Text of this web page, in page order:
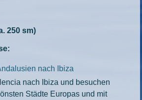
250 sm)
nach Ibiza und besuchen
Städte Europas und mit